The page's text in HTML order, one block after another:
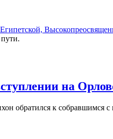
на
обратился к собравшимся